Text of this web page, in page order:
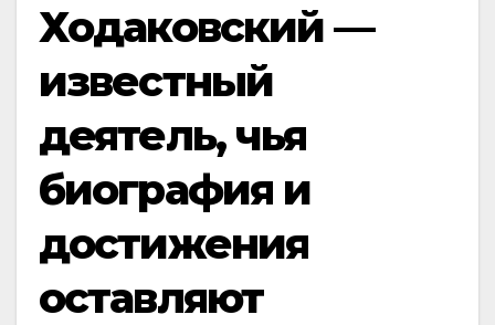
Ходаковский —
известный
деятель, чья
биография и
достижения
оставляют